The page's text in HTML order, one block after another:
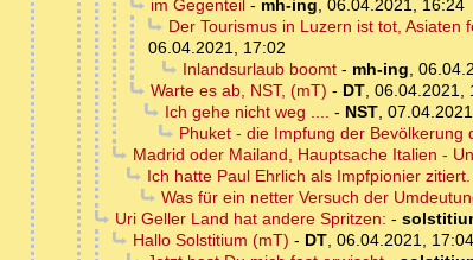
im Gegenteil- mh-ing, 06.04.2021, 16:24
Der Tourismus in Luzern ist tot,
06.04.2021, 17:02
Inlandsurlaub boomt- mh-ing,
Warte es ab, NST, (mT) - DT, 06.04.2021,
Ich gehe nicht weg .... - NST,
Phuket - die Impfung der Bevölkerung
Madrid oder Mailand, Hauptsache Italien -
Ich hatte Paul Ehrlich als Impfpionier
Was für ein netter Versuch der
Uri Geller Land hat andere Spritzen: -
Hallo Solstitium (mT) - DT, 06.04.2021, 17:04